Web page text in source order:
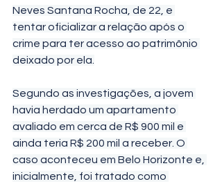
Neves Santana Rocha, de 22, e
tentar oficializar a relação após o
crime para ter acesso ao patrimônio
deixado por ela.
Segundo as investigações, a jovem
havia herdado um apartamento
avaliado em cerca de R$ 900 mil e
ainda teria R$ 200 mil a receber. O
caso aconteceu em Belo Horizonte e,
inicialmente, foi tratado como